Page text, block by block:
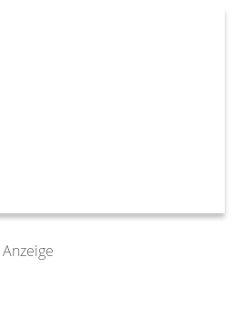
Anzeige